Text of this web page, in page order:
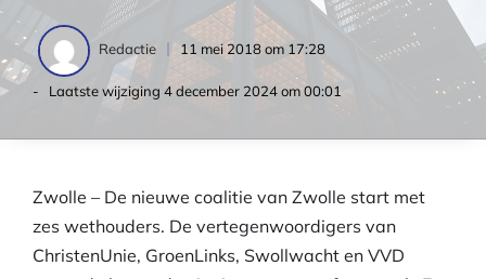
Redactie 11 mei 2018 om 17:28
- Laatste wijziging 4 december 2024 om 00:01
Zwolle – De nieuwe coalitie van Zwolle start met
zes wethouders. De vertegenwoordigers van
ChristenUnie, GroenLinks, Swollwacht en VVD